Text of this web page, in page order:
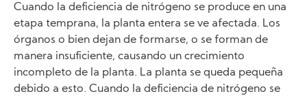
Cuando la deficiencia de nitrógeno se produce en una
etapa temprana, la planta entera se ve afectada. Los
órganos o bien dejan de formarse, o se forman de
manera insuficiente, causando un crecimiento
incompleto de la planta. La planta se queda pequeña
debido a esto. Cuando la deficiencia de nitrógeno se